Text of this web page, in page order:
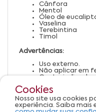
Cânfora
Mentol
Óleo de
Vaselina
Terebintina
Timol
Advertências:
Uso externo.
Não aplicar em
Contraindicado
Manter fora do
Armazenar em
Em caso de
suspender o uso
Cookies
Nosso site usa cookies
experiência. Saiba mais